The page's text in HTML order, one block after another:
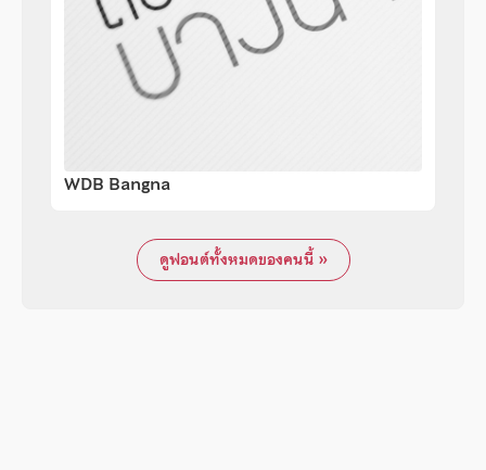
WDB Bangna
ดูฟอนต์ทั้งหมดของคนนี้ »